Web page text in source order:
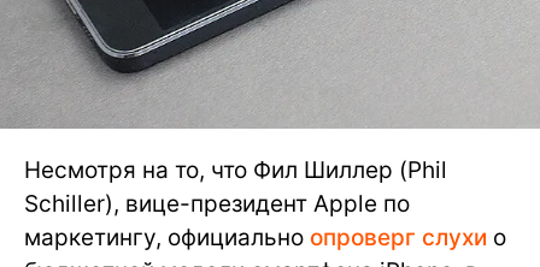
Несмотря на то, что Фил Шиллер (Phil
Schiller), вице-президент Apple по
маркетингу, официально опроверг слухи о